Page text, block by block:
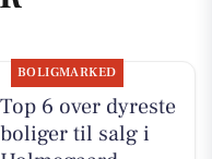
BOLIGMARKED
Top 6 over dyreste
boliger til salg i